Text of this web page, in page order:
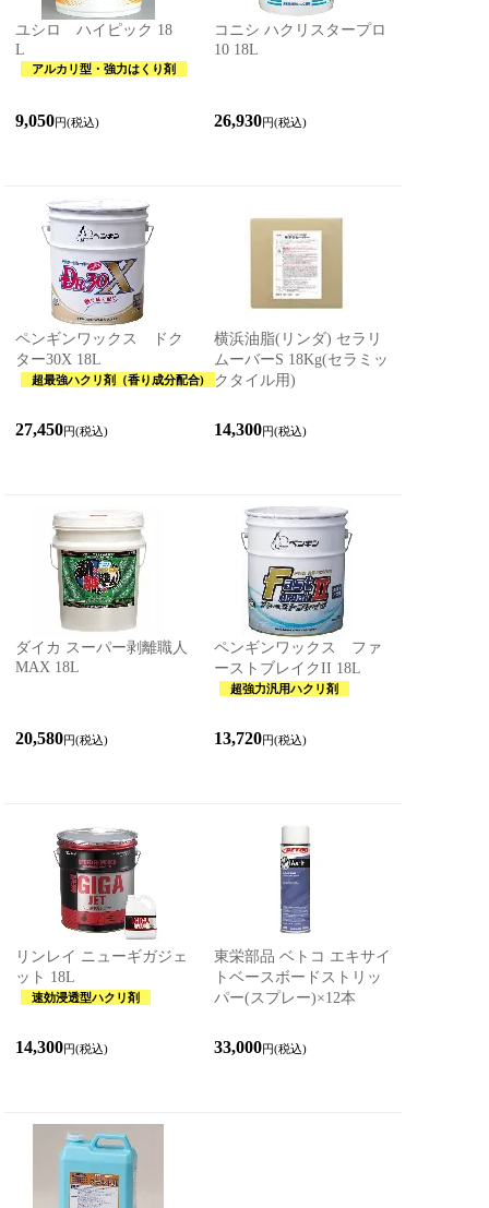
ユシロ ハイピック 18
L
アルカリ型・強力はくり剤
9,050円(税込)
コニシ ハクリスタープロ
10 18L
26,930円(税込)
ペンギンワックス ドク
ター30X 18L
超最強ハクリ剤（香り成分配合)
27,450円(税込)
横浜油脂(リンダ) セラリ
ムーバーS 18Kg(セラミッ
クタイル用)
14,300円(税込)
ダイカ スーパー剥離職人
MAX 18L
20,580円(税込)
ペンギンワックス ファ
ーストブレイクII 18L
超強力汎用ハクリ剤
13,720円(税込)
リンレイ ニューギガジェ
ット 18L
速効浸透型ハクリ剤
14,300円(税込)
東栄部品 ベトコ エキサイ
トベースボードストリッ
パー(スプレー)×12本
33,000円(税込)